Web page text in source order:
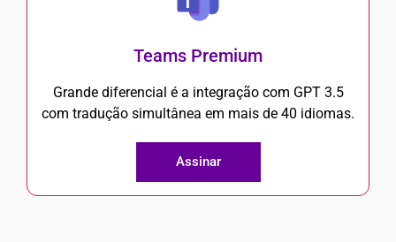
Teams Premium
Grande diferencial é a integração com GPT 3.5
com tradução simultânea em mais de 40 idiomas.
Assinar